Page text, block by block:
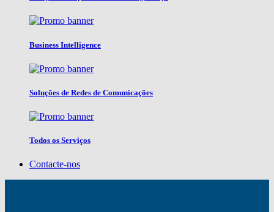
Business Intelligence
Soluções de Redes de Comunicações
Todos os Serviços
Contacte-nos